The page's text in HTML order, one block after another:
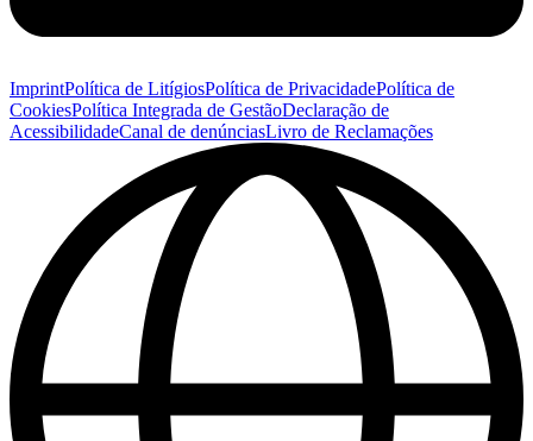
ImprintPolítica de LitígiosPolítica de PrivacidadePolítica de
CookiesPolítica Integrada de GestãoDeclaração de
AcessibilidadeCanal de denúnciasLivro de Reclamações